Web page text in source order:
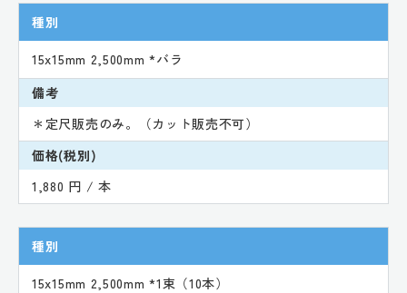
種別
15x15mm 2,500mm *バラ
備考
＊定尺販売のみ。（カット販売不可）
価格(税別)
1,880 円 / 本
種別
15x15mm 2,500mm *1束（10本）